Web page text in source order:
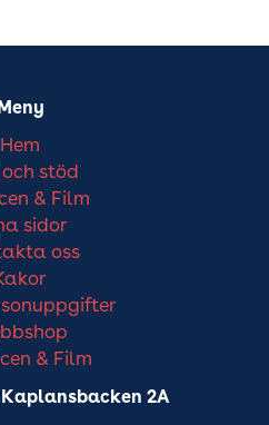
Meny
Hem
stöd
& Film
sidor
oss
& Film
Kaplansbacken 2A